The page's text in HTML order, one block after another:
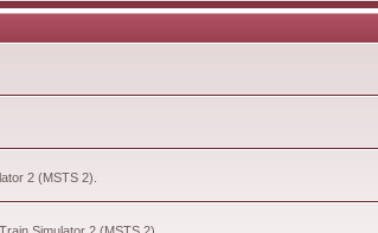
2 (MSTS 2).
Simulator 2 (MSTS 2).